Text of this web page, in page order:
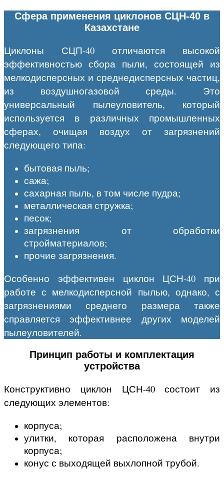
Сфера применения циклонов СЦН-40 в
Казахстане
Циклоны СЦП-40 отличаются высокой
эффективностью сбора пыли, состоящей из
мелкодисперсных и среднедисперсных частиц,
из воздушногазовой среды. Это
универсальный пылеуловитель, который
используется в различных промышленных
сферах, очищая воздух от загрязнений
следующего типа:
бытовая пыль;
сажа;
сахарная пыль, в том числе пудра;
металлическая стружка;
песок;
загрязнения от обработки
стройматериалов;
прочие загрязнения.
Особенно эффективен циклон ЦСН-40 при
работе с мелкодисперсной пылью, однако, с
загрязнениями среднего размера также
справляется эффективнее других моделей
пылеуловителей.
Принцип работы и комплектация
устройства
Конструктивно циклон ЦСН-40 состоит из
следующих элементов:
корпуса;
улитки, которая расположена внутри
корпуса;
конус с выходящей выхлопной трубой.